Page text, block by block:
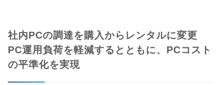
社内PCの調達を購入からレンタルに変更
PC運用負荷を軽減するとともに、PCコスト
の平準化を実現